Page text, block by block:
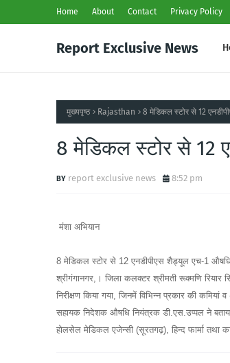
Home About Contact Privacy Policy
Report Exclusive News
मुख्यपृष्ठ Rajasthan 8 मेडिकल स्टोर से 12
8 मेडिकल स्टोर से 12
report exclusive news 8:52 pm
मंशा अभियान
8 मेडिकल स्टोर से 12 एनडीपीएस शैड्यूल एच-1
श्रीगंगानगर,। जिला कलक्टर श्रीमती रूक्मणि रियार
निरीक्षण किया गया, जिनमें विभिन्न प्रकार की
सहायक निदेशक औषधि नियंत्रक डी.एस.उप्पल ने
होलसेल मेडिकल एजेन्सी (सूरतगढ़), हिन्द फार्मा तथा